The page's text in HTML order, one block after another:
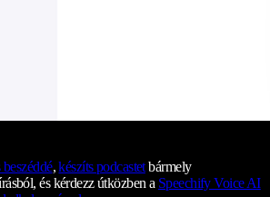
,készíts podcastetbármely
és kérdezz útközben a Speechify Voice AI